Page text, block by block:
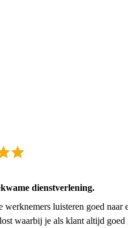
dienstverlening.
luisteren goed naar
waarbij je als klant altijd